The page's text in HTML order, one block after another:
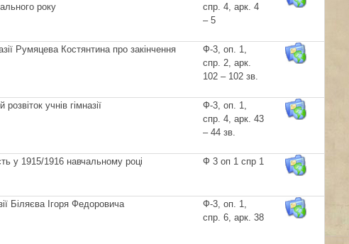
року
спр. 4, арк. 4
– 5
Румяцева Костянтина про закінчення
Ф-3, оп. 1,
спр. 2, арк.
102 – 102 зв.
учнів гімназії
Ф-3, оп. 1,
спр. 4, арк. 43
– 44 зв.
у 1915/1916 навчальному році Ф 3 оп 1 спр 1
Біляєва Ігоря Федоровича
Ф-3, оп. 1,
спр. 6, арк. 38